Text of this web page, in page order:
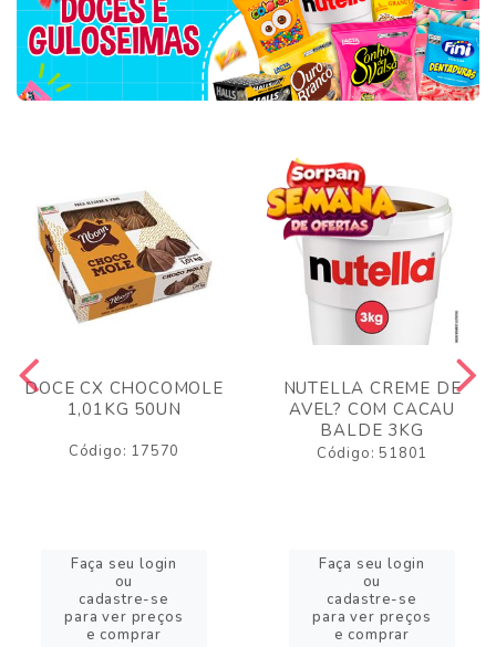
DOCE CX CHOCOMOLE
1,01KG 50UN
Código: 17570
Faça seu login
ou
cadastre-se
para ver preços
e comprar
NUTELLA CREME DE
AVEL? COM CACAU
BALDE 3KG
Código: 51801
Faça seu login
ou
cadastre-se
para ver preços
e comprar